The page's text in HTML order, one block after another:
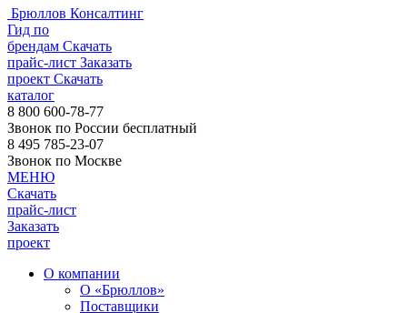
Брюллов Консалтинг
Гид по
брендам Скачать
прайс-лист Заказать
проект Скачать
каталог
8 800 600-78-77
Звонок по России бесплатный
8 495 785-23-07
Звонок по Москве
МЕНЮ
Скачать
прайс-лист
Заказать
проект
О компании
О «Брюллов»
Поставщики